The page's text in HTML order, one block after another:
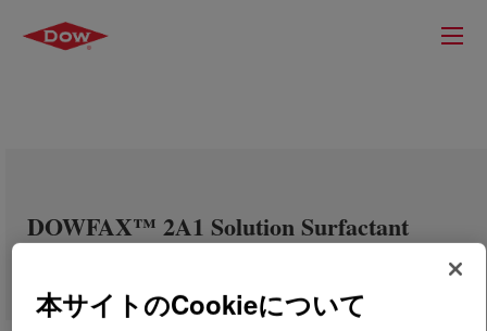
DOWFAX™ 2A1 Solution Surfactant
本サイトのCookieについて